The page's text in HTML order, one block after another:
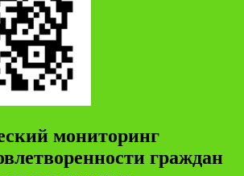
мониторинг
граждан